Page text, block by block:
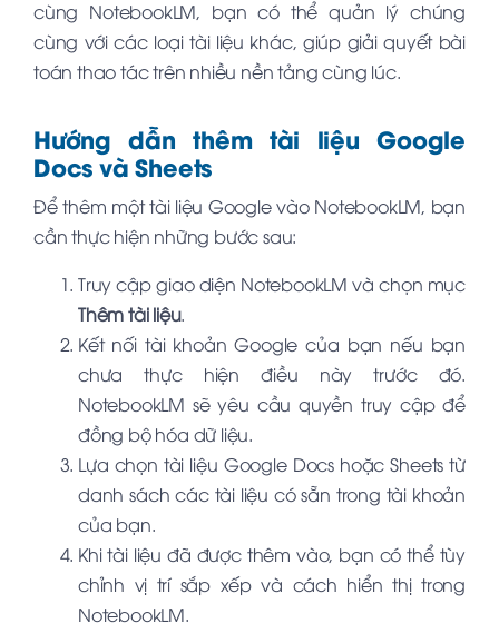
cùng NotebookLM, bạn có thể quản lý chúng
cùng với các loại tài liệu khác, giúp giải quyết bài
toán thao tác trên nhiều nền tảng cùng lúc.
Hướng dẫn thêm tài liệu Google
Docs và Sheets
Để thêm một tài liệu Google vào NotebookLM, bạn
cần thực hiện những bước sau:
Truy cập giao diện NotebookLM và chọn mục
Thêm tài liệu.
Kết nối tài khoản Google của bạn nếu bạn
chưa thực hiện điều này trước đó.
NotebookLM sẽ yêu cầu quyền truy cập để
đồng bộ hóa dữ liệu.
Lựa chọn tài liệu Google Docs hoặc Sheets từ
danh sách các tài liệu có sẵn trong tài khoản
của bạn.
Khi tài liệu đã được thêm vào, bạn có thể tùy
chỉnh vị trí sắp xếp và cách hiển thị trong
NotebookLM.